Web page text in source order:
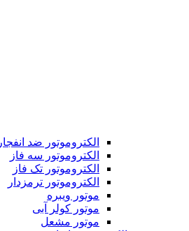
الکتروموتور ضد انفجار
الکتروموتور سه فاز
الکتروموتور تک فاز
الکتروموتور ترمزدار
موتور ویبره
موتور کولر آبی
موتور مشعل